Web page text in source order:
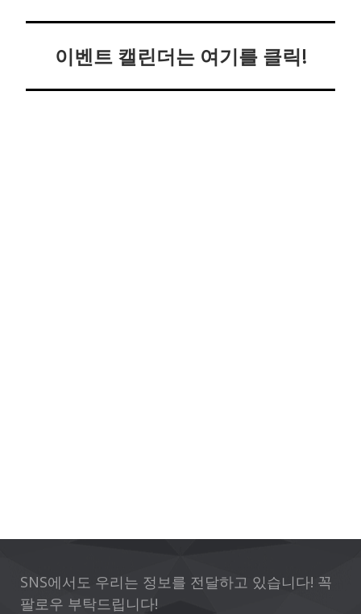
이벤트 캘린더는 여기를 클릭!
SNS에서도 우리는 정보를 전달하고 있습니다! 꼭
팔로우 부탁드립니다!